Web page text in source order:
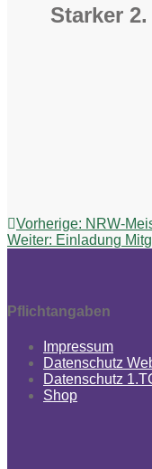
Starker
Vorherige: Vorheriger
Beitrag:
NRW-
Weiter: Nächster
Einladung
Pflichtangaben
Impressum
Datenschutz
Datenschutz
Shop